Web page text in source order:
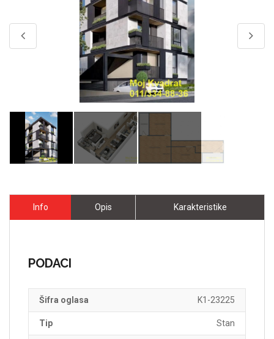
Info Opis Karakteristike
PODACI
Šifra oglasa K1-23225
Tip Stan